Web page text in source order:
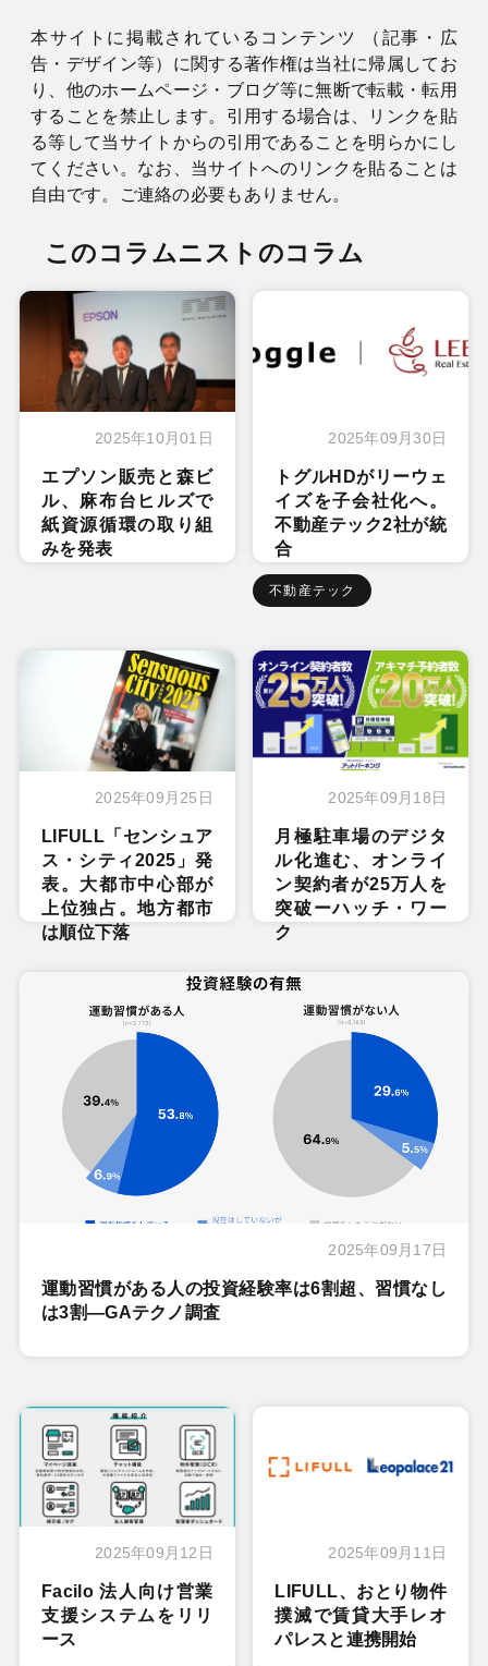
本サイトに掲載されているコンテンツ （記事・広
告・デザイン等）に関する著作権は当社に帰属してお
り、他のホームページ・ブログ等に無断で転載・転用
することを禁止します。引用する場合は、リンクを貼
る等して当サイトからの引用であることを明らかにし
てください。なお、当サイトへのリンクを貼ることは
自由です。ご連絡の必要もありません。
このコラムニストのコラム
2025年10月01日
エプソン販売と森ビ
ル、麻布台ヒルズで
紙資源循環の取り組
みを発表
2025年09月30日
トグルHDがリーウェ
イズを子会社化へ。
不動産テック2社が統
合
不動産テック
2025年09月25日
LIFULL「センシュア
ス・シティ2025」発
表。大都市中心部が
上位独占。地方都市
は順位下落
2025年09月18日
月極駐車場のデジタ
ル化進む、オンライ
ン契約者が25万人を
突破ーハッチ・ワー
ク
2025年09月17日
運動習慣がある人の投資経験率は6割超、習慣なし
は3割―GAテクノ調査
2025年09月12日
Facilo 法人向け営業
支援システムをリリ
ース
2025年09月11日
LIFULL、おとり物件
撲滅で賃貸大手レオ
パレスと連携開始